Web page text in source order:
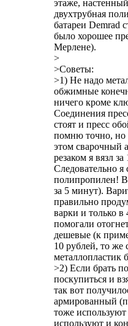
этаже,
двухтрубная
батареи Demrad
было хорошее
Мерлене).
>
>Советы:
>1) Не надо
обжимные
ничего кроме
Соединения
стоят и пресс
помню точно, но
этом сварочный
резаком я вязл
Следовательно я
полипропилен!
за 5 минут).
правильно
варки и только
помогали
дешевые (к
10 рублей, то же
металлопластик
>2) Если брать
поскупиться и
так вот
армированный
тоже
используют и